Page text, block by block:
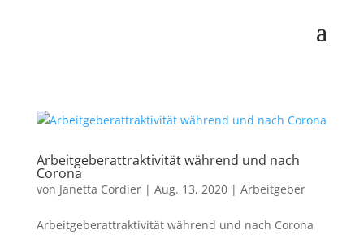
Arbeitgeberattraktivität während und nach
Corona
von Janetta Cordier| Aug. 13, 2020| Arbeitgeber
Arbeitgeberattraktivität während und nach Corona